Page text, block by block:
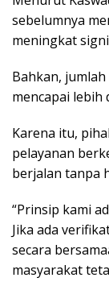
sebelumnya
meningkat
Bahkan,
mencapai lebih
Karena itu,
pelayanan
berjalan tanpa
“Prinsip kami
Jika ada
secara
masyarakat